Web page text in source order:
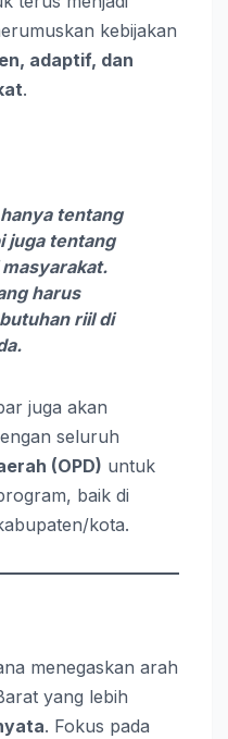
kebijakan
adaptif, dan
.
tentang
juga tentang
harus
riil di
juga akan
seluruh
(OPD) untuk
baik di
kota.
menegaskan arah
yang lebih
. Fokus pada